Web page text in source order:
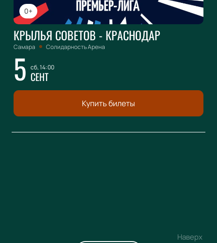
0+
КРЫЛЬЯ СОВЕТОВ - КРАСНОДАР
Самара Солидарность Арена
5 сб, 14:00
СЕНТ
Купить билеты
Наверх